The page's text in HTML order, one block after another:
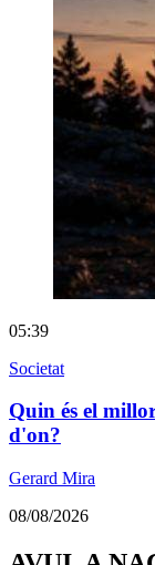
05:39
Societat
Quin és el
d'on?
Gerard Mira
08/08/2026